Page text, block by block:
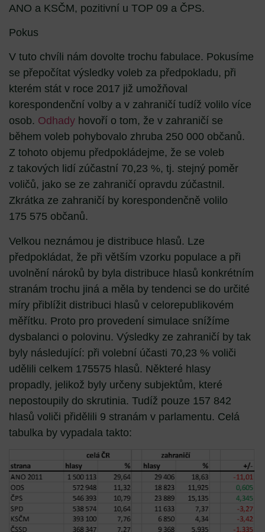
ANO a KSČM, pozitivní u TOP 09 a ČPS.
Pokus
V tuto chvíli nám dovolte trochu fabulace. Pokusíme
se přepočítat výsledky voleb za předpokladu, při
kterém stát v roce 2017 již umožňoval
korespondenční volby a v zahraničí tudíž volilo více
osob. Odhady hovoří o tom, že v zahraničí se
během voleb pohybovalo zhruba 250 000 občanů.
Z tohoto objemu předpokládejme, že se voleb
z takových lidí zúčastní 70,23 %, tj. stejný poměr
voličů, jako se ze zahraničí opravdu zúčastnil.
Zkrátka ze zahraničí by korespondenčně volilo
175 575 občanů.
Velkou neznámou je distribuce hlasů. Lze
předpokládat, že při větším vzorku populace a při
uvolnění nároků by byla distribuce hlasů konkrétním
stranám trochu jiná a měla by tendenci se do určité
míry přiblížit distribuci hlasů v celorepublikovém
měřítku. Proto pro provedení simulace snížíme
dysbalanci o polovinu. Výsledky ze zahraničí by tak
byly následující: při volební účasti 70,23 % voliči
udělili celkem 175575 hlasů. Některé hlasy
propadly, jelikož byly určeny subjektům, které
nepostoupily do skrutinia. Tudíž pouze 157 842
hlasů voliči přidělili 9 stranám v parlamentu. Celá
tabulka by vypadala takto: